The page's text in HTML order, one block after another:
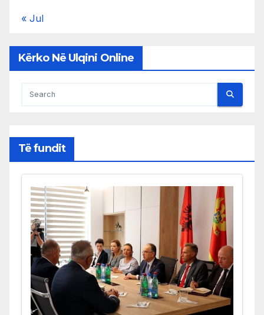
« Jul
Kërko Në Ulqini Online
Të fundit